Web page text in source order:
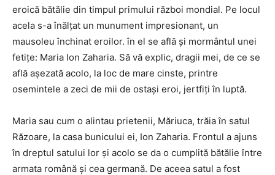
eroică bătălie din timpul primului război mondial. Pe locul
acela s-a înălţat un munument impresionant, un
mausoleu închinat eroilor. în el se află şi mormântul unei
fetiţe: Maria Ion Zaharia. Să vă explic, dragii mei, de ce se
află aşezată acolo, la loc de mare cinste, printre
osemintele a zeci de mii de ostaşi eroi, jertfiţi în luptă.
Maria sau cum o alintau prietenii, Măriuca, trăia în satul
Răzoare, la casa bunicului ei, Ion Zaharia. Frontul a ajuns
în dreptul satului lor şi acolo se da o cumplită bătălie între
armata română şi cea germană. De aceea satul a fost